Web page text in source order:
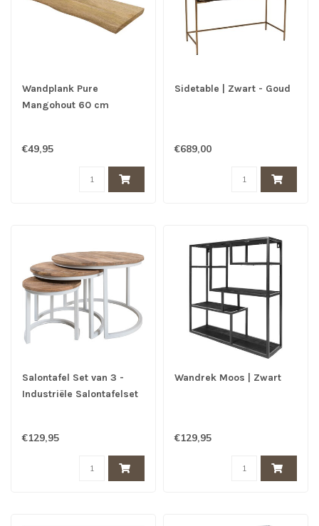
Wandplank Pure
Mangohout 60 cm
€49,95
Sidetable | Zwart - Goud
€689,00
Salontafel Set van 3 -
Industriële Salontafelset
€129,95
Wandrek Moos | Zwart
€129,95